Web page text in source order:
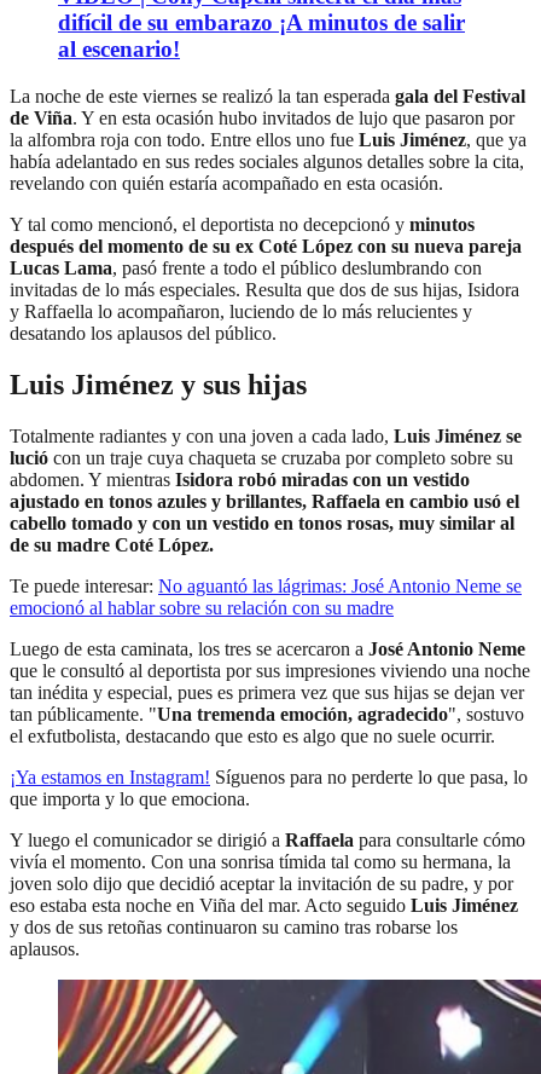
difícil de su embarazo ¡A minutos de salir
al escenario!
La noche de este viernes se realizó la tan esperada gala del Festival
de Viña. Y en esta ocasión hubo invitados de lujo que pasaron por
la alfombra roja con todo. Entre ellos uno fue Luis Jiménez, que ya
había adelantado en sus redes sociales algunos detalles sobre la cita,
revelando con quién estaría acompañado en esta ocasión.
Y tal como mencionó, el deportista no decepcionó y minutos
después del momento de su ex Coté López con su nueva pareja
Lucas Lama, pasó frente a todo el público deslumbrando con
invitadas de lo más especiales. Resulta que dos de sus hijas, Isidora
y Raffaella lo acompañaron, luciendo de lo más relucientes y
desatando los aplausos del público.
Luis Jiménez y sus hijas
Totalmente radiantes y con una joven a cada lado, Luis Jiménez se
lució con un traje cuya chaqueta se cruzaba por completo sobre su
abdomen. Y mientras Isidora robó miradas con un vestido
ajustado en tonos azules y brillantes, Raffaela en cambio usó el
cabello tomado y con un vestido en tonos rosas, muy similar al
de su madre Coté López.
Te puede interesar: No aguantó las lágrimas: José Antonio Neme se
emocionó al hablar sobre su relación con su madre
Luego de esta caminata, los tres se acercaron a José Antonio Neme
que le consultó al deportista por sus impresiones viviendo una noche
tan inédita y especial, pues es primera vez que sus hijas se dejan ver
tan públicamente. "Una tremenda emoción, agradecido", sostuvo
el exfutbolista, destacando que esto es algo que no suele ocurrir.
¡Ya estamos en Instagram! Síguenos para no perderte lo que pasa, lo
que importa y lo que emociona.
Y luego el comunicador se dirigió a Raffaela para consultarle cómo
vivía el momento. Con una sonrisa tímida tal como su hermana, la
joven solo dijo que decidió aceptar la invitación de su padre, y por
eso estaba esta noche en Viña del mar. Acto seguido Luis Jiménez
y dos de sus retoñas continuaron su camino tras robarse los
aplausos.